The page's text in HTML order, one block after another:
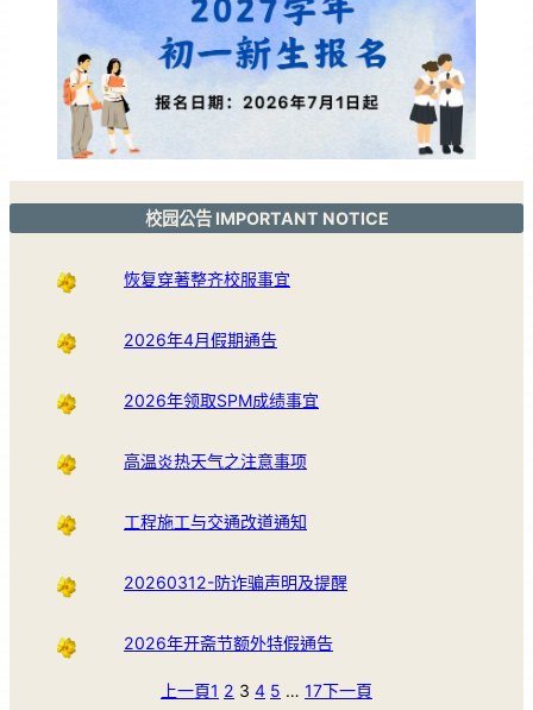
校园公告 IMPORTANT NOTICE
恢复穿著整齐校服事宜
2026年4月假期通告
2026年领取SPM成绩事宜
高温炎热天气之注意事项
工程施工与交通改道通知
20260312-防诈骗声明及提醒
2026年开斋节额外特假通告
上一頁1 2 3 4 5 … 17下一頁